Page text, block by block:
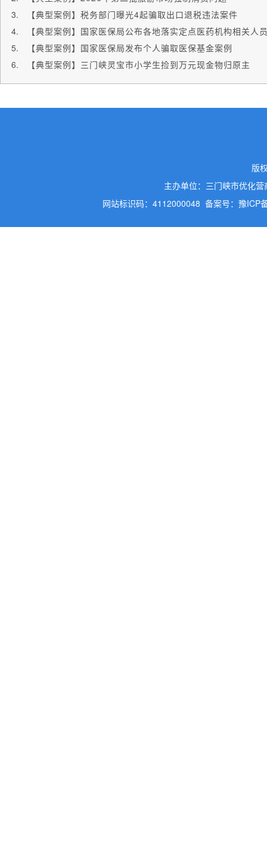
【典型案例】税务部门曝光4起骗取出口退税违法案件
【典型案例】国家医保局发布个人骗取医保基金案例
【典型案例】三门峡灵宝市小学生捡到万元现金物归原主
版
主办单位：三门峡市优化
网站标识码：4112000048 备案号：豫ICP